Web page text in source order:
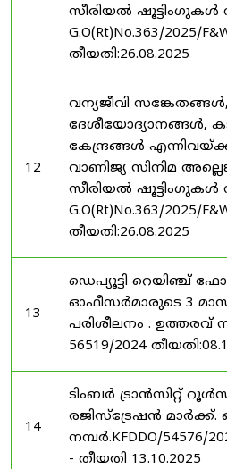
സീരിയൽ ഷൂട്ടിംഗുകൾ
G.O(Rt)No.363/2025/
തീയതി:26.08.2025
12
വന്യജീവി സങ്കേതങ്ങൾ,
ദേശീയോദ്യാനങ്ങൾ,
കേന്ദ്രങ്ങൾ
വാണിജ്യ സിനിമ
സീരിയൽ ഷൂട്ടിംഗുകൾ
G.O(Rt)No.363/2025/
തീയതി:26.08.2025
13
ഡെപ്യൂട്ടി റെയിഞ്ച്
ഓഫീസർമാരുടെ 3
പരിശീലനം . ഉത്തരവ്
56519/2024
14
ടിംബർ ട്രാൻസിറ്റ് റൂൾസ്
രജിസ്ട്രേഷൻ
നമ്പർ.KFDDO/54576/
- തീയതി 13.10.2025